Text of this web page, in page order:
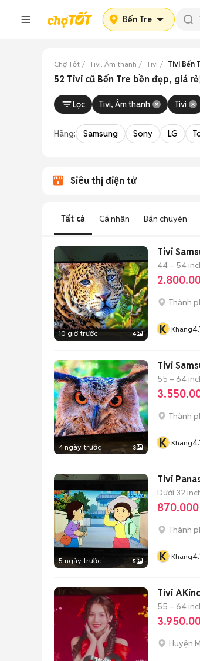
Bến Tre
Chợ Tốt Tivi, Âm thanh Tivi Tivi Bến
52 Tivi cũ Bến Tre bền đẹp, giá rẻ
Lọc Tivi, Âm thanh Tivi
Hãng: Samsung Sony LG
Siêu thị điện tử
Tất cả Cá nhân Bán chuyên
10 giờ trước 4
Tivi
44 – 54
Thành
K Khang
4 ngày trước 3
Tivi
55 – 64
Thành
K Khang
5 ngày trước 5
Tivi
Dưới 32
Thành
K Khang
Tivi
55 – 64
Huyện